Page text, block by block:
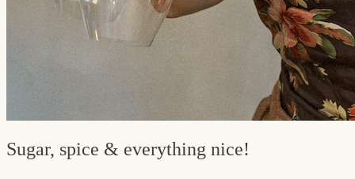
Sugar, spice & everything nice!